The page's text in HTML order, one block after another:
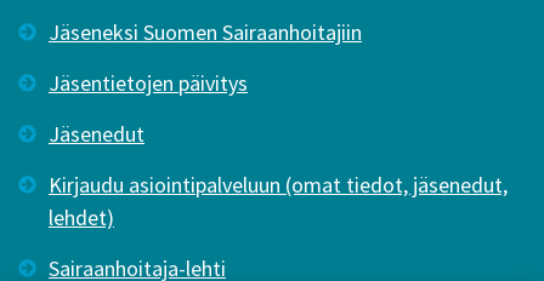
Jäseneksi Suomen Sairaanhoitajiin
Jäsentietojen päivitys
Jäsenedut
Kirjaudu asiointipalveluun (omat tiedot, jäsenedut,
lehdet)
Sairaanhoitaja-lehti